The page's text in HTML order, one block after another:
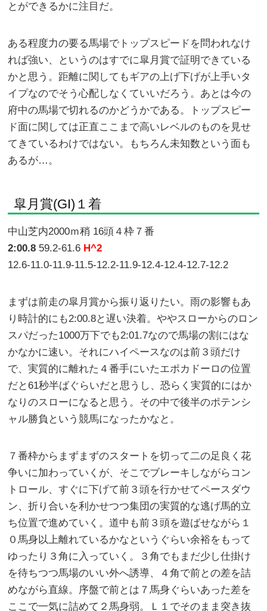
とができるかに注目だ。
ある程度力の要る馬場でトップスピードを問われなけ
れば強い、というのはすでに皐月賞で証明できている
かと思う。距離に関してもギアの上げ下げが上手いタ
イプなのでそう心配しなくていいだろう。あとは今の
府中の馬場で切れるのかどうかである。トップスピー
ド面に関しては正直ここまで高いレベルのものを見せ
てきているわけではない。もちろん未知数という面も
あるが…。
皐月賞(GI)１着
中山芝内2000ｍ稍 16頭４枠７番
2:00.8 59.2-61.6 H^2
12.6-11.0-11.9-11.5-12.2-11.9-12.4-12.4-12.7-12.2
まずは前走の皐月賞から振り返りたい。雨の影響もあ
り時計的にも2:00.8と遅い決着。ややスローからのロン
スパだった1000万下でも2:01.7なので馬場の割にはな
かなかに速い。それにハイペースなのは前３頭だけ
で、実質的に離れた４番手にいたエポカドーロの位置
だと61秒半ばぐらいだと思うし、恐らく実質的にはか
なりのスローになると思う。その中で後半のポテンシ
ャル勝負という競馬になったかなと。
７番枠からまずまずのスタートを切って二の足良く花
争いに加わっていくが、そこでブレーキしながらコン
トロール、すぐに下げて前３頭を行かせてペースダウ
ン、折り合いを利かせつつ集団の実質的な逃げ馬的立
ち位置で進めていく。道中も前３頭を遊ばせながら１
０馬身以上離れているかなというぐらい余裕をもって
ゆったり３角に入っていく。３角でもまだ少し仕掛け
を待ちつつ馬場のいい外へ誘導、４角で前との差を詰
めながら直線。序盤で前とは７馬身ぐらいあった差を
ここで一気に詰めて２馬身弱。Ｌ１でそのまま突き抜